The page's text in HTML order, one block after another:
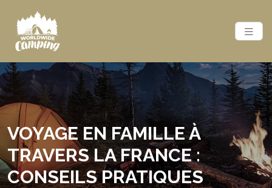
VOYAGE EN FAMILLE À
TRAVERS LA FRANCE :
CONSEILS PRATIQUES